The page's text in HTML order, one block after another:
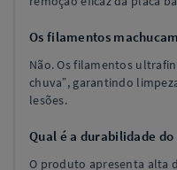
Os filamentos
Não. Os filamentos
chuva”, garantindo
lesões.
Qual é a durabilidade
O produto apresenta alta